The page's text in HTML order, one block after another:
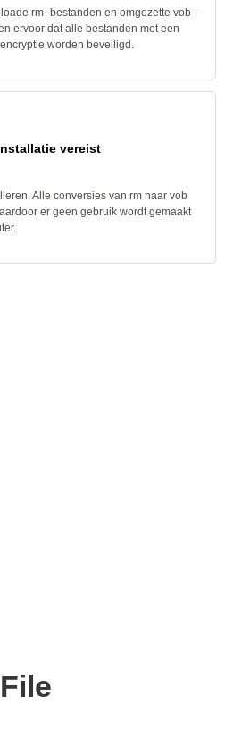
rm -bestanden en omgezette vob -
ervoor dat alle bestanden met een
worden beveiligd.
vereist
Alle conversies van rm naar vob
er geen gebruik wordt gemaakt